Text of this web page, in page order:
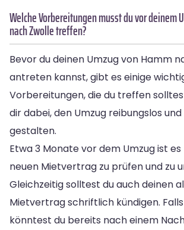
Welche Vorbereitungen musst du vor deinem
nach Zwolle treffen?
Bevor du deinen Umzug von Hamm
antreten kannst, gibt es einige
Vorbereitungen, die du treffen
dir dabei, den Umzug reibungslos
gestalten.
Etwa 3 Monate vor dem Umzug ist
neuen Mietvertrag zu prüfen und zu
Gleichzeitig solltest du auch deinen
Mietvertrag schriftlich kündigen.
könntest du bereits nach einem